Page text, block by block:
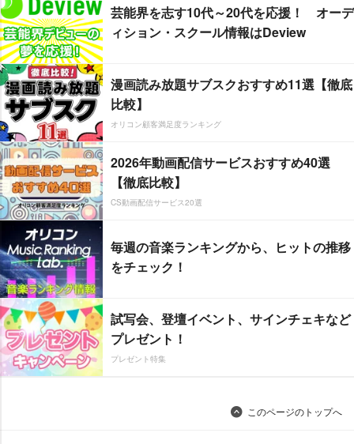
芸能界を志す10代～20代を応援！ オーデ
ィション・スクール情報はDeview
漫画読み放題サブスクおすすめ11選【徹底
比較】
オリコン顧客満足度ランキング
2026年動画配信サービスおすすめ40選
【徹底比較】
CS動画配信サービス20選
毎週の音楽ランキングから、ヒットの推移
をチェック！
試写会、登壇イベント、サインチェキなど
プレゼント！
プレゼント特集
このページのトップへ